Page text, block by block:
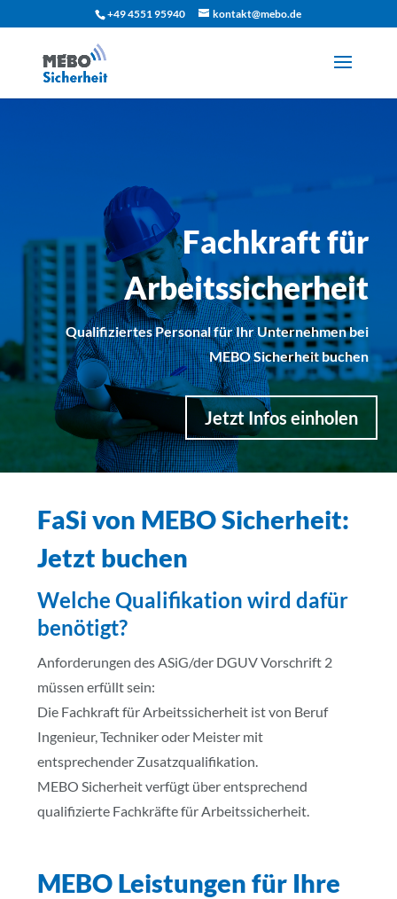
+49 4551 95940 kontakt@mebo.de
Fachkraft für
Arbeitssicherheit
Qualifiziertes Personal für Ihr Unternehmen bei
MEBO Sicherheit buchen
Jetzt Infos einholen
FaSi von MEBO Sicherheit:
Jetzt buchen
Welche Qualifikation wird dafür
benötigt?
Anforderungen des ASiG/der DGUV Vorschrift 2
müssen erfüllt sein:
Die Fachkraft für Arbeitssicherheit ist von Beruf
Ingenieur, Techniker oder Meister mit
entsprechender Zusatzqualifikation.
MEBO Sicherheit verfügt über entsprechend
qualifizierte Fachkräfte für Arbeitssicherheit.
MEBO Leistungen für Ihre